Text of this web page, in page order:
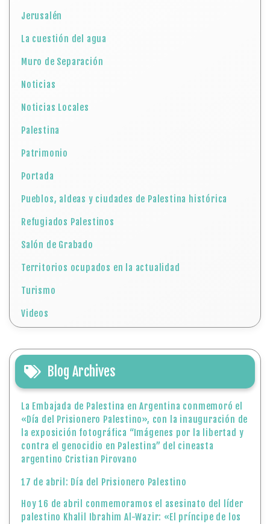
Jerusalén
La cuestión del agua
Muro de Separación
Noticias
Noticias Locales
Palestina
Patrimonio
Portada
Pueblos, aldeas y ciudades de Palestina histórica
Refugiados Palestinos
Salón de Grabado
Territorios ocupados en la actualidad
Turismo
Videos
Blog Archives
La Embajada de Palestina en Argentina conmemoró el
«Día del Prisionero Palestino», con la inauguración de
la exposición fotográfica “Imágenes por la libertad y
contra el genocidio en Palestina” del cineasta
argentino Cristian Pirovano
17 de abril: Día del Prisionero Palestino
Hoy 16 de abril conmemoramos el asesinato del líder
palestino Khalil Ibrahim Al-Wazir: «El príncipe de los